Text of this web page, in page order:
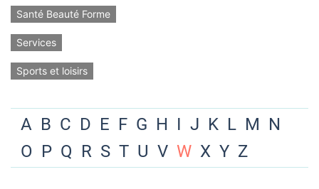
Santé Beauté Forme
Services
Sports et loisirs
A B C D E F G H I J K L M N
O P Q R S T U V W X Y Z